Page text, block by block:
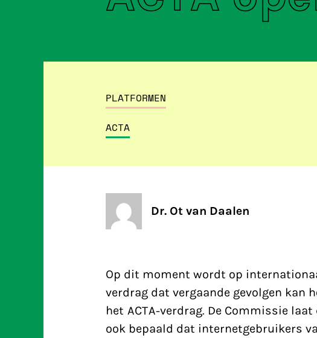
PLATFORMEN
ACTA
Dr. Ot van Daalen
Op dit moment wordt op
verdrag dat vergaande gevolgen kan
het ACTA-verdrag. De Commissie
ook bepaald dat internetgebruikers